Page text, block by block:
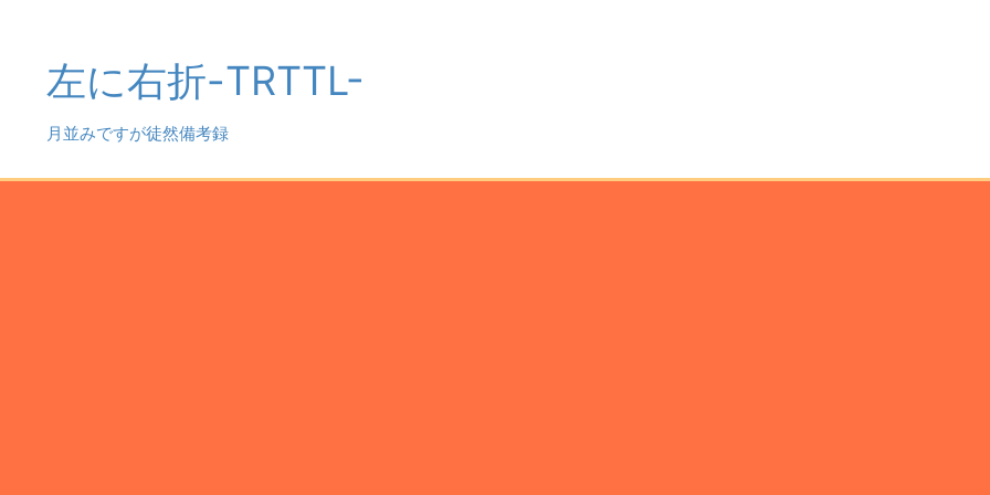
左に右折-TRTTL-
月並みですが徒然備考録